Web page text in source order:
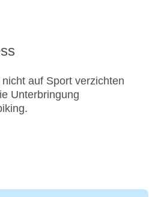
auf Sport verzichten
Unterbringung